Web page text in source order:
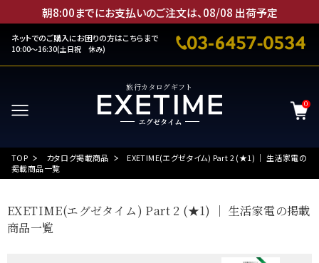
朝8:00までにお支払いのご注文は、08/08 出荷予定
ネットでのご購入にお困りの方はこちらまで
10:00～16:30(土日祝 休み)
旅行カタログギフト
0
TOP カタログ掲載商品
EXETIME(エグゼタイム) Part 2 (★1) ｜ 生活家電の
掲載商品一覧
EXETIME(エグゼタイム) Part 2 (★1) ｜ 生活家電の掲載
商品一覧